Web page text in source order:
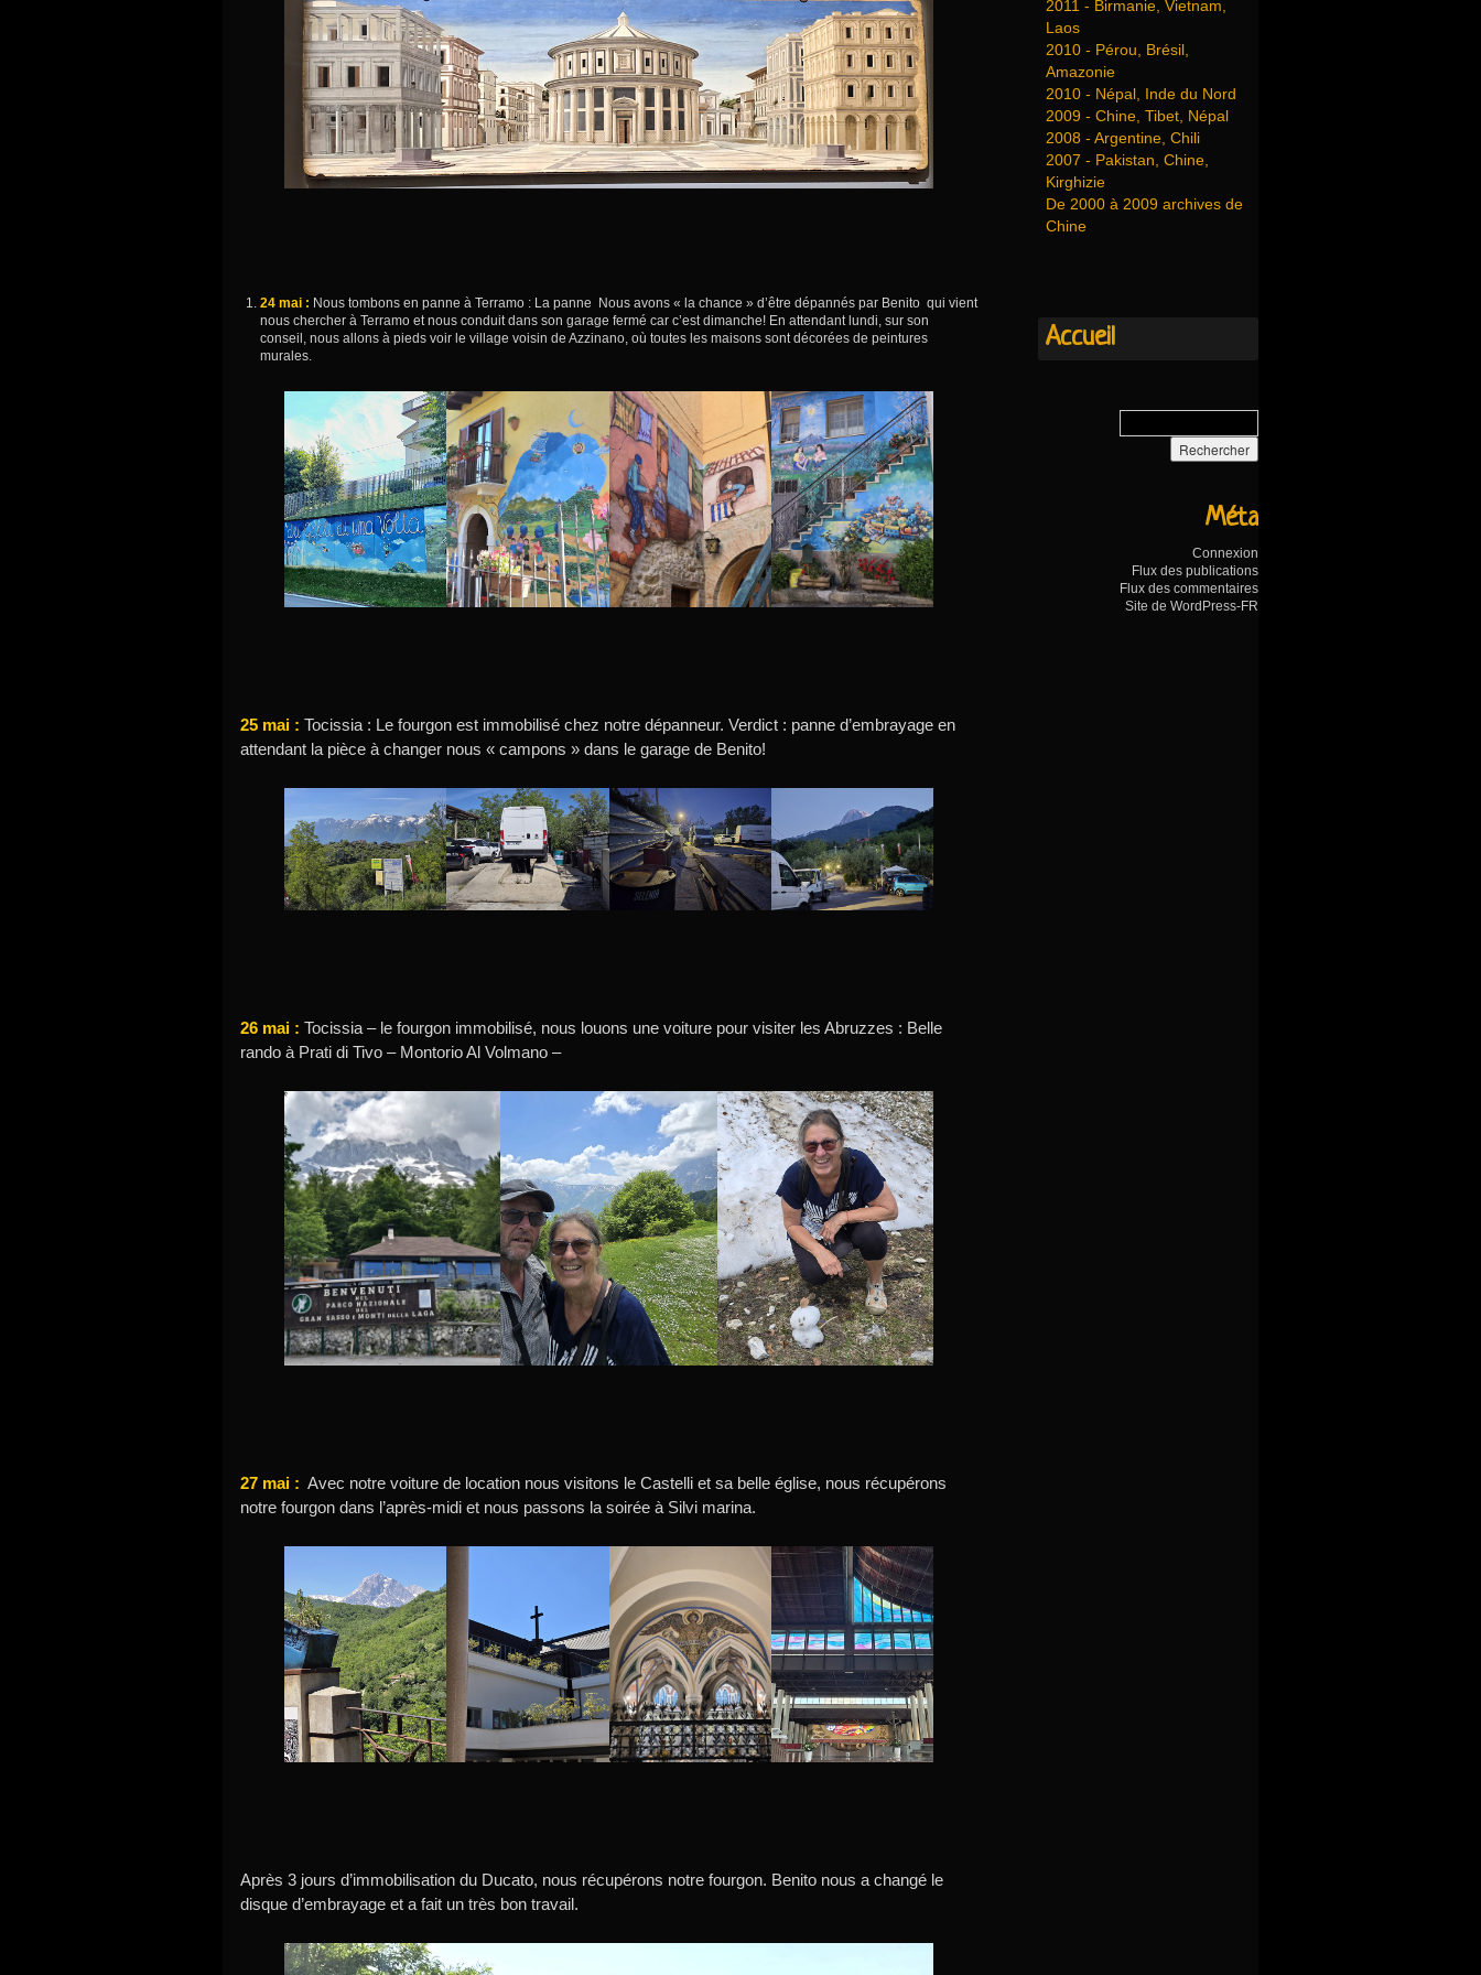
24 mai : Nous tombons en panne à Terramo : La panne Nous avons « la chance » d’être dépannés par Benito qui vient
nous chercher à Terramo et nous conduit dans son garage fermé car c’est dimanche! En attendant lundi, sur son
conseil, nous allons à pieds voir le village voisin de Azzinano, où toutes les maisons sont décorées de peintures
murales.
25 mai : Tocissia : Le fourgon est immobilisé chez notre dépanneur. Verdict : panne d’embrayage en
attendant la pièce à changer nous « campons » dans le garage de Benito!
26 mai : Tocissia – le fourgon immobilisé, nous louons une voiture pour visiter les Abruzzes : Belle
rando à Prati di Tivo – Montorio Al Volmano –
27 mai : Avec notre voiture de location nous visitons le Castelli et sa belle église, nous récupérons
notre fourgon dans l’après-midi et nous passons la soirée à Silvi marina.
Après 3 jours d’immobilisation du Ducato, nous récupérons notre fourgon. Benito nous a changé le
disque d’embrayage et a fait un très bon travail.
2011 - Birmanie, Vietnam,
Laos
2010 - Pérou, Brésil,
Amazonie
2010 - Népal, Inde du Nord
2009 - Chine, Tibet, Népal
2008 - Argentine, Chili
2007 - Pakistan, Chine,
Kirghizie
De 2000 à 2009 archives de
Chine
Accueil
Méta
Connexion
Flux des publications
Flux des commentaires
Site de WordPress-FR